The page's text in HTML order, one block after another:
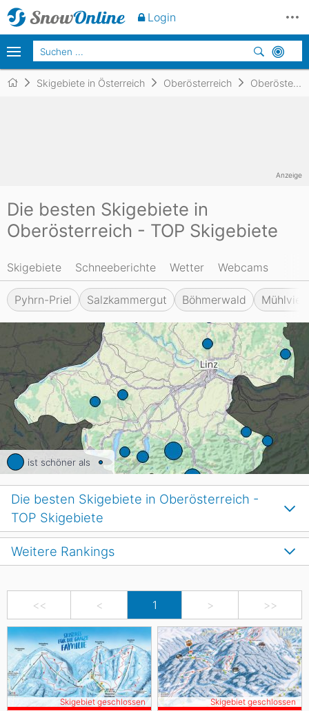
Skigebiete in Österreich Oberösterreich Oberösterreich
Die besten Skigebiete in
Oberösterreich - TOP Skigebiete
Skigebiete Schneeberichte Wetter Webcams
Pyhrn-Priel Salzkammergut Böhmerwald
ist schöner als
<< < 1 > >>
Skigebiet geschlossen Skigebiet geschlossen
Weitere Rankings
Die besten Skigebiete in Oberösterreich -
TOP Skigebiete
Anzeige
Login